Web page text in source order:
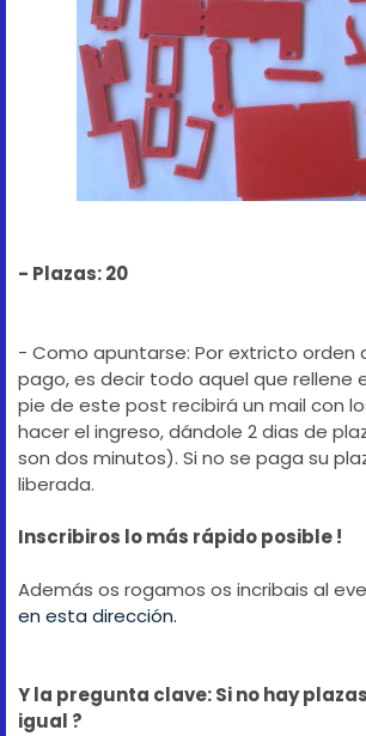
- Plazas: 20
- Como apuntarse: Por extricto orden
pago, es decir todo aquel que rellene
pie de este post recibirá un mail con
hacer el ingreso, dándole 2 dias de
son dos minutos). Si no se paga su
liberada.
Inscribiros lo más rápido posible !
Además os rogamos os incribais al
en esta dirección.
Y la pregunta clave: Si no hay
igual ?